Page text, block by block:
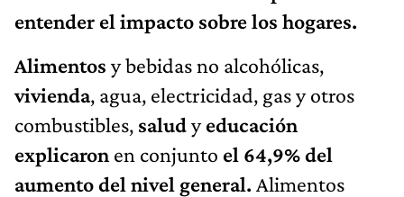
entender el impacto sobre los hogares.
Alimentos y bebidas no alcohólicas,
vivienda, agua, electricidad, gas y otros
combustibles, saludyeducación
explicaron en conjunto el 64,9% del
aumento del nivel general. Alimentos